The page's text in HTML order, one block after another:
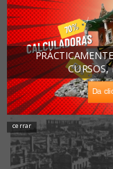
Hacia la década de
el castillo real, las
Tokio
cerrar
Da
CURSOS,